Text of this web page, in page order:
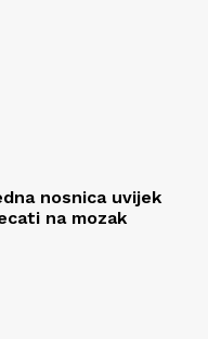
nosnica uvijek
na mozak